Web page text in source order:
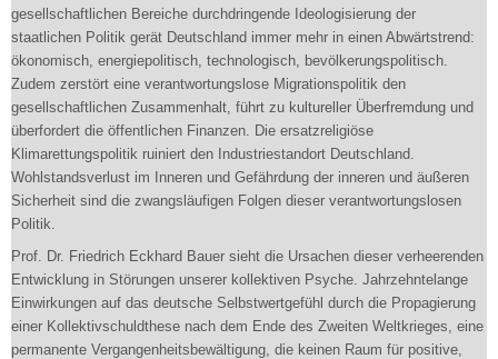
gesellschaftlichen Bereiche durchdringende Ideologisierung der
staatlichen Politik gerät Deutschland immer mehr in einen Abwärtstrend:
ökonomisch, energiepolitisch, technologisch, bevölkerungspolitisch.
Zudem zerstört eine verantwortungslose Migrationspolitik den
gesellschaftlichen Zusammenhalt, führt zu kultureller Überfremdung und
überfordert die öffentlichen Finanzen. Die ersatzreligiöse
Klimarettungspolitik ruiniert den Industriestandort Deutschland.
Wohlstandsverlust im Inneren und Gefährdung der inneren und äußeren
Sicherheit sind die zwangsläufigen Folgen dieser verantwortungslosen
Politik.
Prof. Dr. Friedrich Eckhard Bauer sieht die Ursachen dieser verheerenden
Entwicklung in Störungen unserer kollektiven Psyche. Jahrzehntelange
Einwirkungen auf das deutsche Selbstwertgefühl durch die Propagierung
einer Kollektivschuldthese nach dem Ende des Zweiten Weltkrieges, eine
permanente Vergangenheitsbewältigung, die keinen Raum für positive,